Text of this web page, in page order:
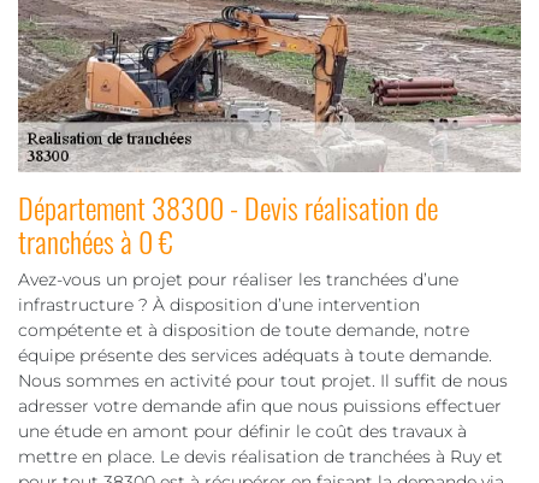
Département 38300 - Devis réalisation de
tranchées à 0 €
Avez-vous un projet pour réaliser les tranchées d’une
infrastructure ? À disposition d’une intervention
compétente et à disposition de toute demande, notre
équipe présente des services adéquats à toute demande.
Nous sommes en activité pour tout projet. Il suffit de nous
adresser votre demande afin que nous puissions effectuer
une étude en amont pour définir le coût des travaux à
mettre en place. Le devis réalisation de tranchées à Ruy et